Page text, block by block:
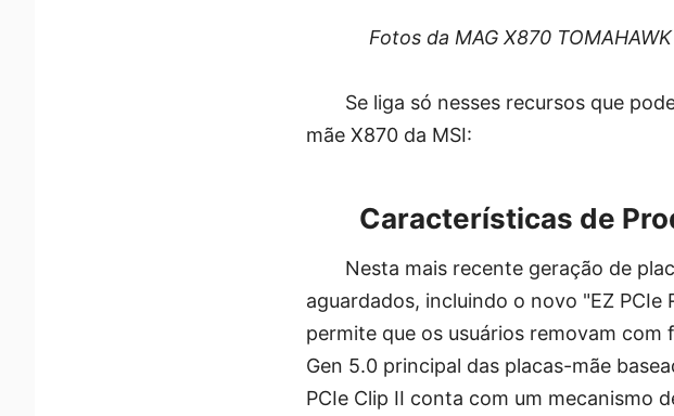
Fotos da MAG X870
Se liga só nesses recursos que
mãe X870 da MSI:
Características de
Nesta mais recente geração de
aguardados, incluindo o novo "EZ PCIe
permite que os usuários removam com
Gen 5.0 principal das placas-mãe
PCIe Clip II conta com um mecanismo